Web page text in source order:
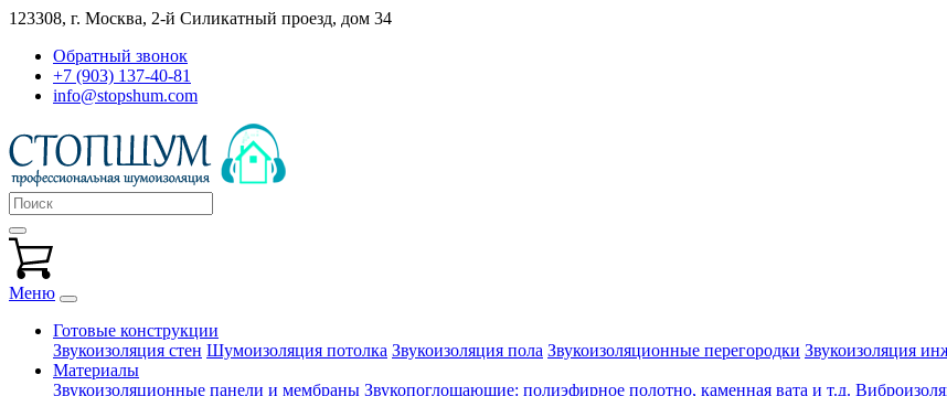
123308, г. Москва, 2-й Силикатный проезд, дом 34
Обратный звонок
+7 (903) 137-40-81
info@stopshum.com
Меню
Готовые конструкции
Звукоизоляция стен Шумоизоляция потолка Звукоизоляция пола Звукоизоляционные перегородки Звукоизоляция
Материалы
Звукоизоляционные панели и мембраны Звукопоглощающие: полиэфирное полотно, каменная вата и т.д.